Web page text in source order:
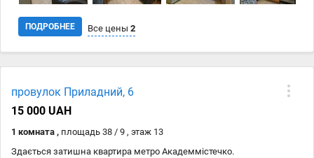
ПОДРОБНЕЕ Все цены 2
25.09 domowed.com
провулок Приладний, 6
15 000 UAH
1 комната , площадь 38 / 9 , этаж 13
Здається затишна квартира метро Академмістечко.